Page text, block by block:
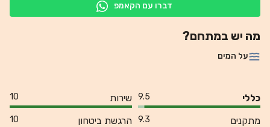
דברו עם הקאמפ
מה יש במתחם?
על המים
כללי 9.5 שירות 10
מתקנים 9.3 הרגשת ביטחון 10